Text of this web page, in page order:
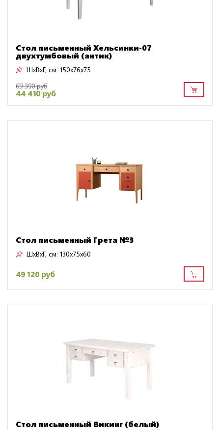
Стол письменный Хельсинки-07
двухтумбовый (антик)
ШxВxГ, см: 150x76x75
69 390 руб
44 410 руб
Стол письменный Грета №3
ШxВxГ, см: 130x75x60
49 120 руб
Стол письменный Викинг (белый)